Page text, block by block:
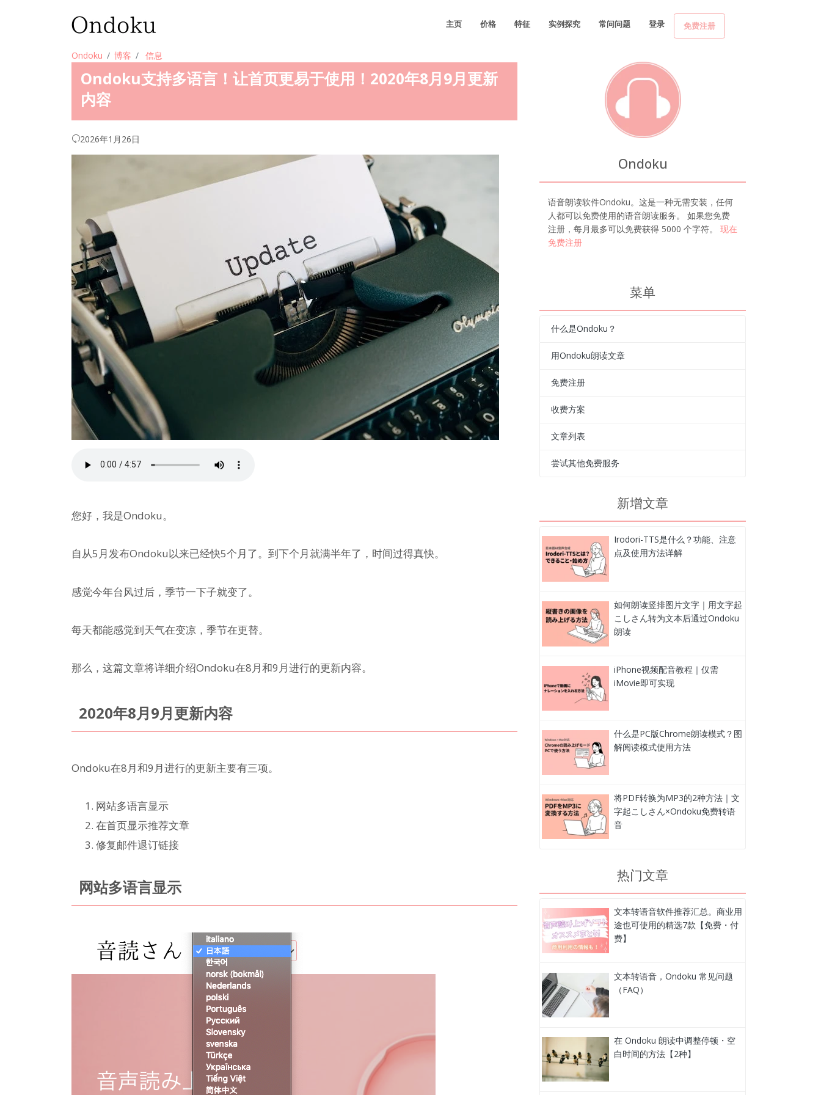
主页 价格 特征 实例探究 常问问题 登录 免费注册
Ondoku 博客 信息
Ondoku支持多语言！让首页更易于使用！2020年8月9月更新
内容
2026年1月26日
您好，我是Ondoku。
自从5月发布Ondoku以来已经快5个月了。到下个月就满半年了，时间过得真快。
感觉今年台风过后，季节一下子就变了。
每天都能感觉到天气在变凉，季节在更替。
那么，这篇文章将详细介绍Ondoku在8月和9月进行的更新内容。
2020年8月9月更新内容
Ondoku在8月和9月进行的更新主要有三项。
网站多语言显示
在首页显示推荐文章
修复邮件退订链接
网站多语言显示
Ondoku
语音朗读软件Ondoku。这是一种无需安装，任何
人都可以免费使用的语音朗读服务。 如果您免费
注册，每月最多可以免费获得 5000 个字符。 现在
免费注册
菜单
什么是Ondoku？
用Ondoku朗读文章
免费注册
收费方案
文章列表
尝试其他免费服务
新增文章
Irodori-TTS是什么？功能、注意
点及使用方法详解
如何朗读竖排图片文字｜用文字起
こしさん转为文本后通过Ondoku
朗读
iPhone视频配音教程｜仅需
iMovie即可实现
什么是PC版Chrome朗读模式？图
解阅读模式使用方法
将PDF转换为MP3的2种方法｜文
字起こしさん×Ondoku免费转语
音
热门文章
文本转语音软件推荐汇总。商业用
途也可使用的精选7款【免费・付
费】
文本转语音，Ondoku 常见问题
（FAQ）
在 Ondoku 朗读中调整停顿・空
白时间的方法【2种】